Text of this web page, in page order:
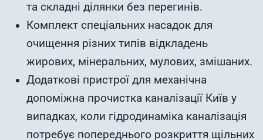
та складні ділянки без перегинів.
Комплект спеціальних насадок для
очищення різних типів відкладень
жирових, мінеральних, мулових, змішаних.
Додаткові пристрої для механічна
допоміжна прочистка каналізації Київ у
випадках, коли гідродинаміка каналізація
потребує попереднього розкриття щільних